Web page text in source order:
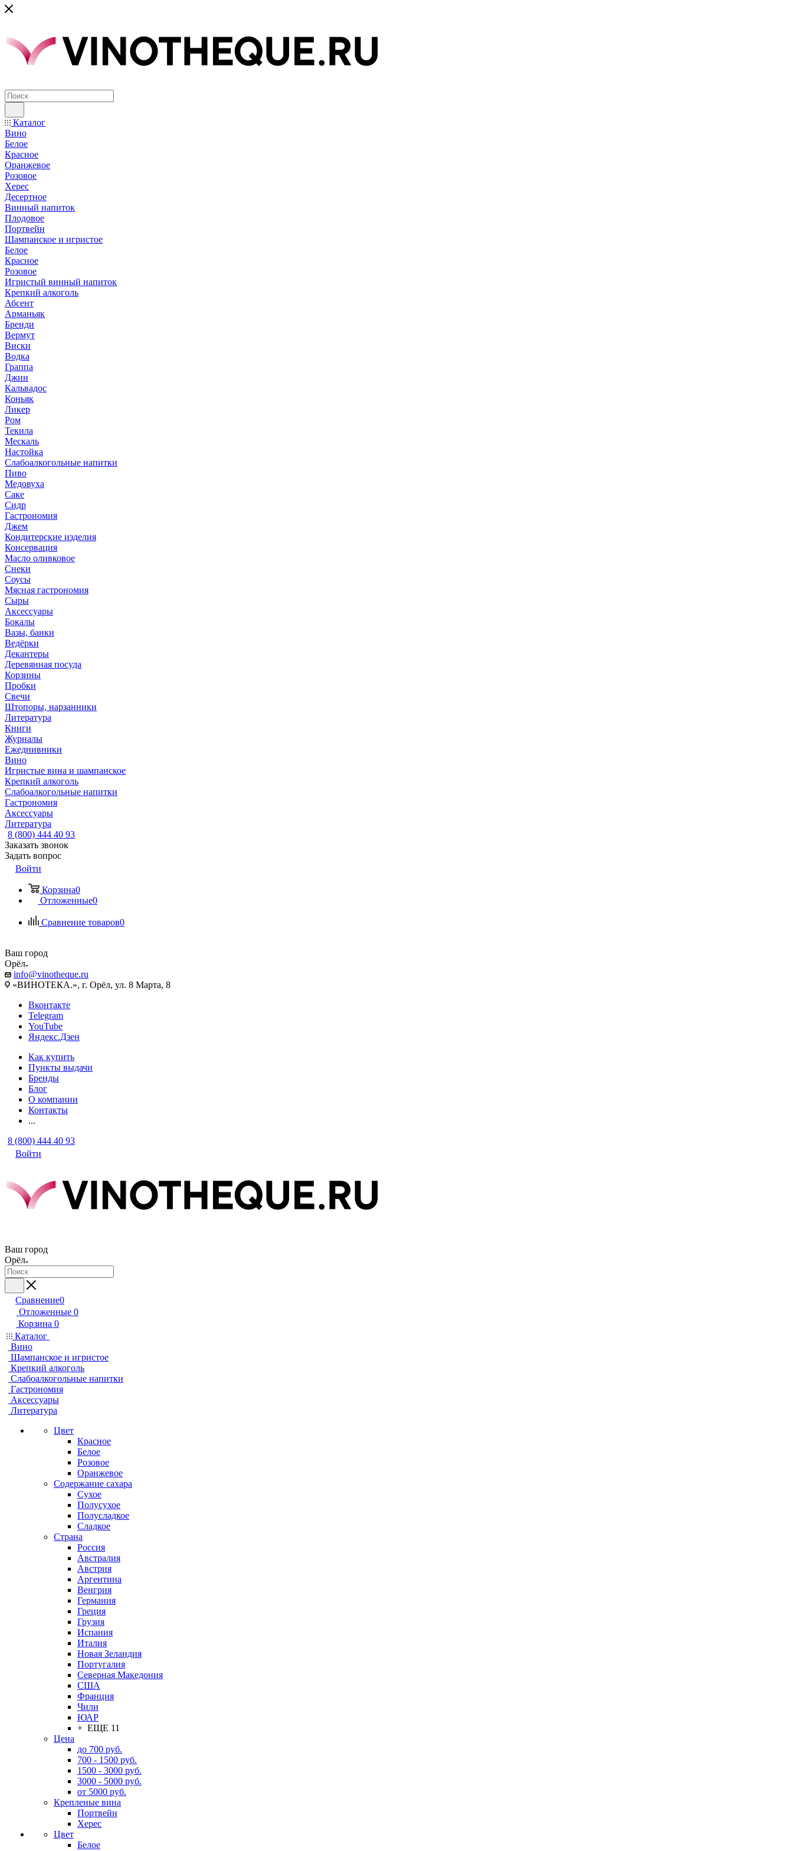
Каталог
Вино
Белое
Красное
Оранжевое
Розовое
Херес
Десертное
Винный напиток
Плодовое
Портвейн
Шампанское и игристое
Белое
Красное
Розовое
Игристый винный напиток
Крепкий алкоголь
Абсент
Арманьяк
Бренди
Вермут
Виски
Водка
Граппа
Джин
Кальвадос
Коньяк
Ликер
Ром
Текила
Мескаль
Настойка
Слабоалкогольные напитки
Пиво
Медовуха
Саке
Сидр
Гастрономия
Джем
Кондитерские изделия
Консервация
Масло оливковое
Снеки
Соусы
Мясная гастрономия
Сыры
Аксессуары
Бокалы
Вазы, банки
Ведёрки
Декантеры
Деревянная посуда
Корзины
Пробки
Свечи
Штопоры, нарзанники
Литература
Книги
Журналы
Ежеднивники
Вино
Игристые вина и шампанское
Крепкий алкоголь
Слабоалкогольные напитки
Гастрономия
Аксессуары
Литература
8 (800) 444 40 93
Заказать звонок
Задать вопрос
Войти
Корзина0
Отложенные0
Сравнение товаров0
Ваш город
Орёл
info@vinotheque.ru
«ВИНОТЕКА.», г. Орёл, ул. 8 Марта, 8
Вконтакте
Telegram
YouTube
Яндекс.Дзен
Как купить
Пункты выдачи
Бренды
Блог
О компании
Контакты
...
8 (800) 444 40 93
Войти
Ваш город
Орёл
Сравнение0
Отложенные 0
Корзина 0
Каталог
Вино
Шампанское и игристое
Крепкий алкоголь
Слабоалкогольные напитки
Гастрономия
Аксессуары
Литература
Цвет
Красное
Белое
Розовое
Оранжевое
Содержание сахара
Сухое
Полусухое
Полусладкое
Сладкое
Страна
Россия
Австралия
Австрия
Аргентина
Венгрия
Германия
Греция
Грузия
Испания
Италия
Новая Зеландия
Португалия
Северная Македония
США
Франция
Чили
ЮАР
+ ЕЩЕ 11
Цена
до 700 руб.
700 - 1500 руб.
1500 - 3000 руб.
3000 - 5000 руб.
от 5000 руб.
Крепленые вина
Портвейн
Херес
Цвет
Белое